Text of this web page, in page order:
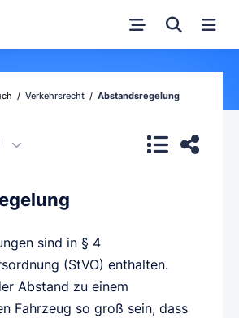
Verkehrsrecht Abstandsregelung
sind in § 4
(StVO) enthalten.
Abstand zu einem
Fahrzeug so groß sein, dass